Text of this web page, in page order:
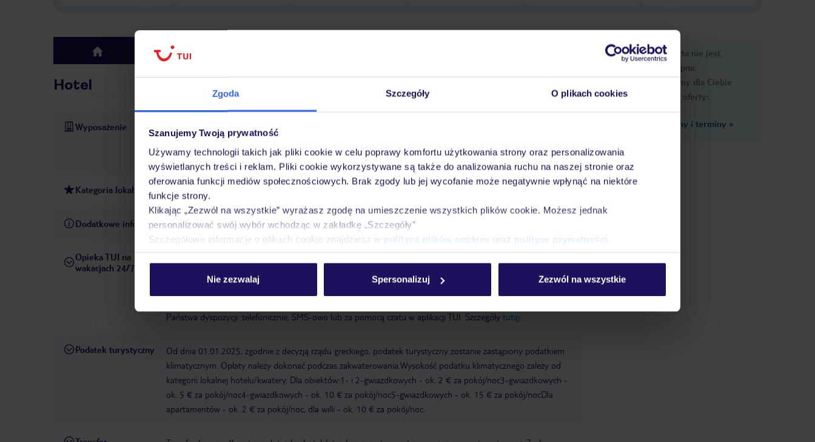
Zgoda Szczegóły O plikach cookies
Szanujemy Twoją prywatność
Używamy technologii takich jak pliki cookie w celu poprawy komfortu użytkowania strony oraz personalizowania
wyświetlanych treści i reklam. Pliki cookie wykorzystywane są także do analizowania ruchu na naszej stronie oraz
oferowania funkcji mediów społecznościowych. Brak zgody lub jej wycofanie może negatywnie wpłynąć na niektóre
funkcje strony.
Klikając „Zezwól na wszystkie” wyrażasz zgodę na umieszczenie wszystkich plików cookie. Możesz jednak
personalizować swój wybór wchodząc w zakładkę „Szczegóły”
Szczegółowe informacje o plikach cookie znajdziesz w polityce plików cookies oraz polityce prywatności
Nie zezwalaj Spersonalizuj Zezwól na wszystkie
top Hotel
Hotel
Wyposażenie 24-godzinna recepcja Parking
service
taras słoneczny łączna liczba pokoi: 37 metody płatności: Mastercard, Visa
Kategoria lokalna 3 gwiazdki
Dodatkowe informacje Kalafati
Opieka TUI na
wakacjach 24/7
pośrednictwem czatu w aplikacji TUI w serwisie myTUI. W aplikacji TUI znajdą Państwo mnóstwo przydatnych
informacji dotyczących przebiegu podróży i miejsca wypoczynku. Za jej pośrednictwem można rezerwować
Państwa dyspozycji: telefonicznie, SMS-owo lub za pomocą czatu w aplikacji TUI. Szczegóły tutaj
Podatek turystyczny
Od dnia 01.01.2025, zgodnie z decyzją rządu greckiego, podatek turystyczny zostanie zastąpiony podatkiem
klimatycznym. Opłaty należy dokonać podczas zakwaterowania.Wysokość podatku klimatycznego zależy od
kategorii lokalnej hotelu/kwatery. Dla obiektów:1- i 2-gwiazdkowych - ok. 2 € za pokój/noc3-gwiazdkowych -
ok. 5 € za pokój/noc4-gwiazdkowych - ok. 10 € za pokój/noc5-gwiazdkowych - ok. 15 € za pokój/nocDla
apartamentów - ok. 2 € za pokój/noc, dla willi - ok. 10 € za pokój/noc.
Ups, ta oferta nie jest
dostępna.
Przygotowaliśmy dla Ciebie
podobne oferty:
Zobacz inne ceny i terminy »